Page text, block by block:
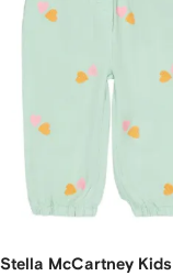
Stella McCartney Kids